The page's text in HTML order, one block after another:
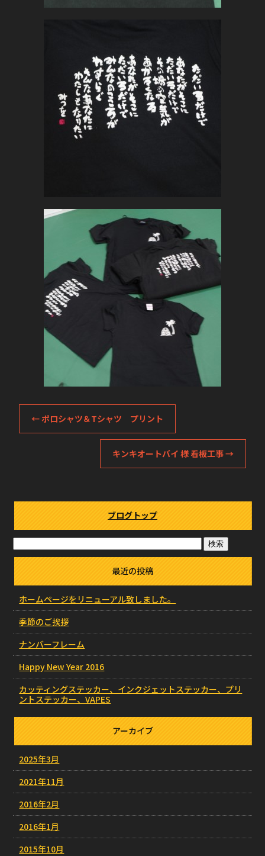
←ポロシャツ＆Tシャツ プリント
キンキオートバイ 様 看板工事→
ブログトップ
最近の投稿
ホームページをリニューアル致しました。
季節のご挨拶
ナンバーフレーム
Happy New Year 2016
カッティングステッカー、インクジェットステッカー、プリ
ントステッカー、VAPES
アーカイブ
2025年3月
2021年11月
2016年2月
2016年1月
2015年10月